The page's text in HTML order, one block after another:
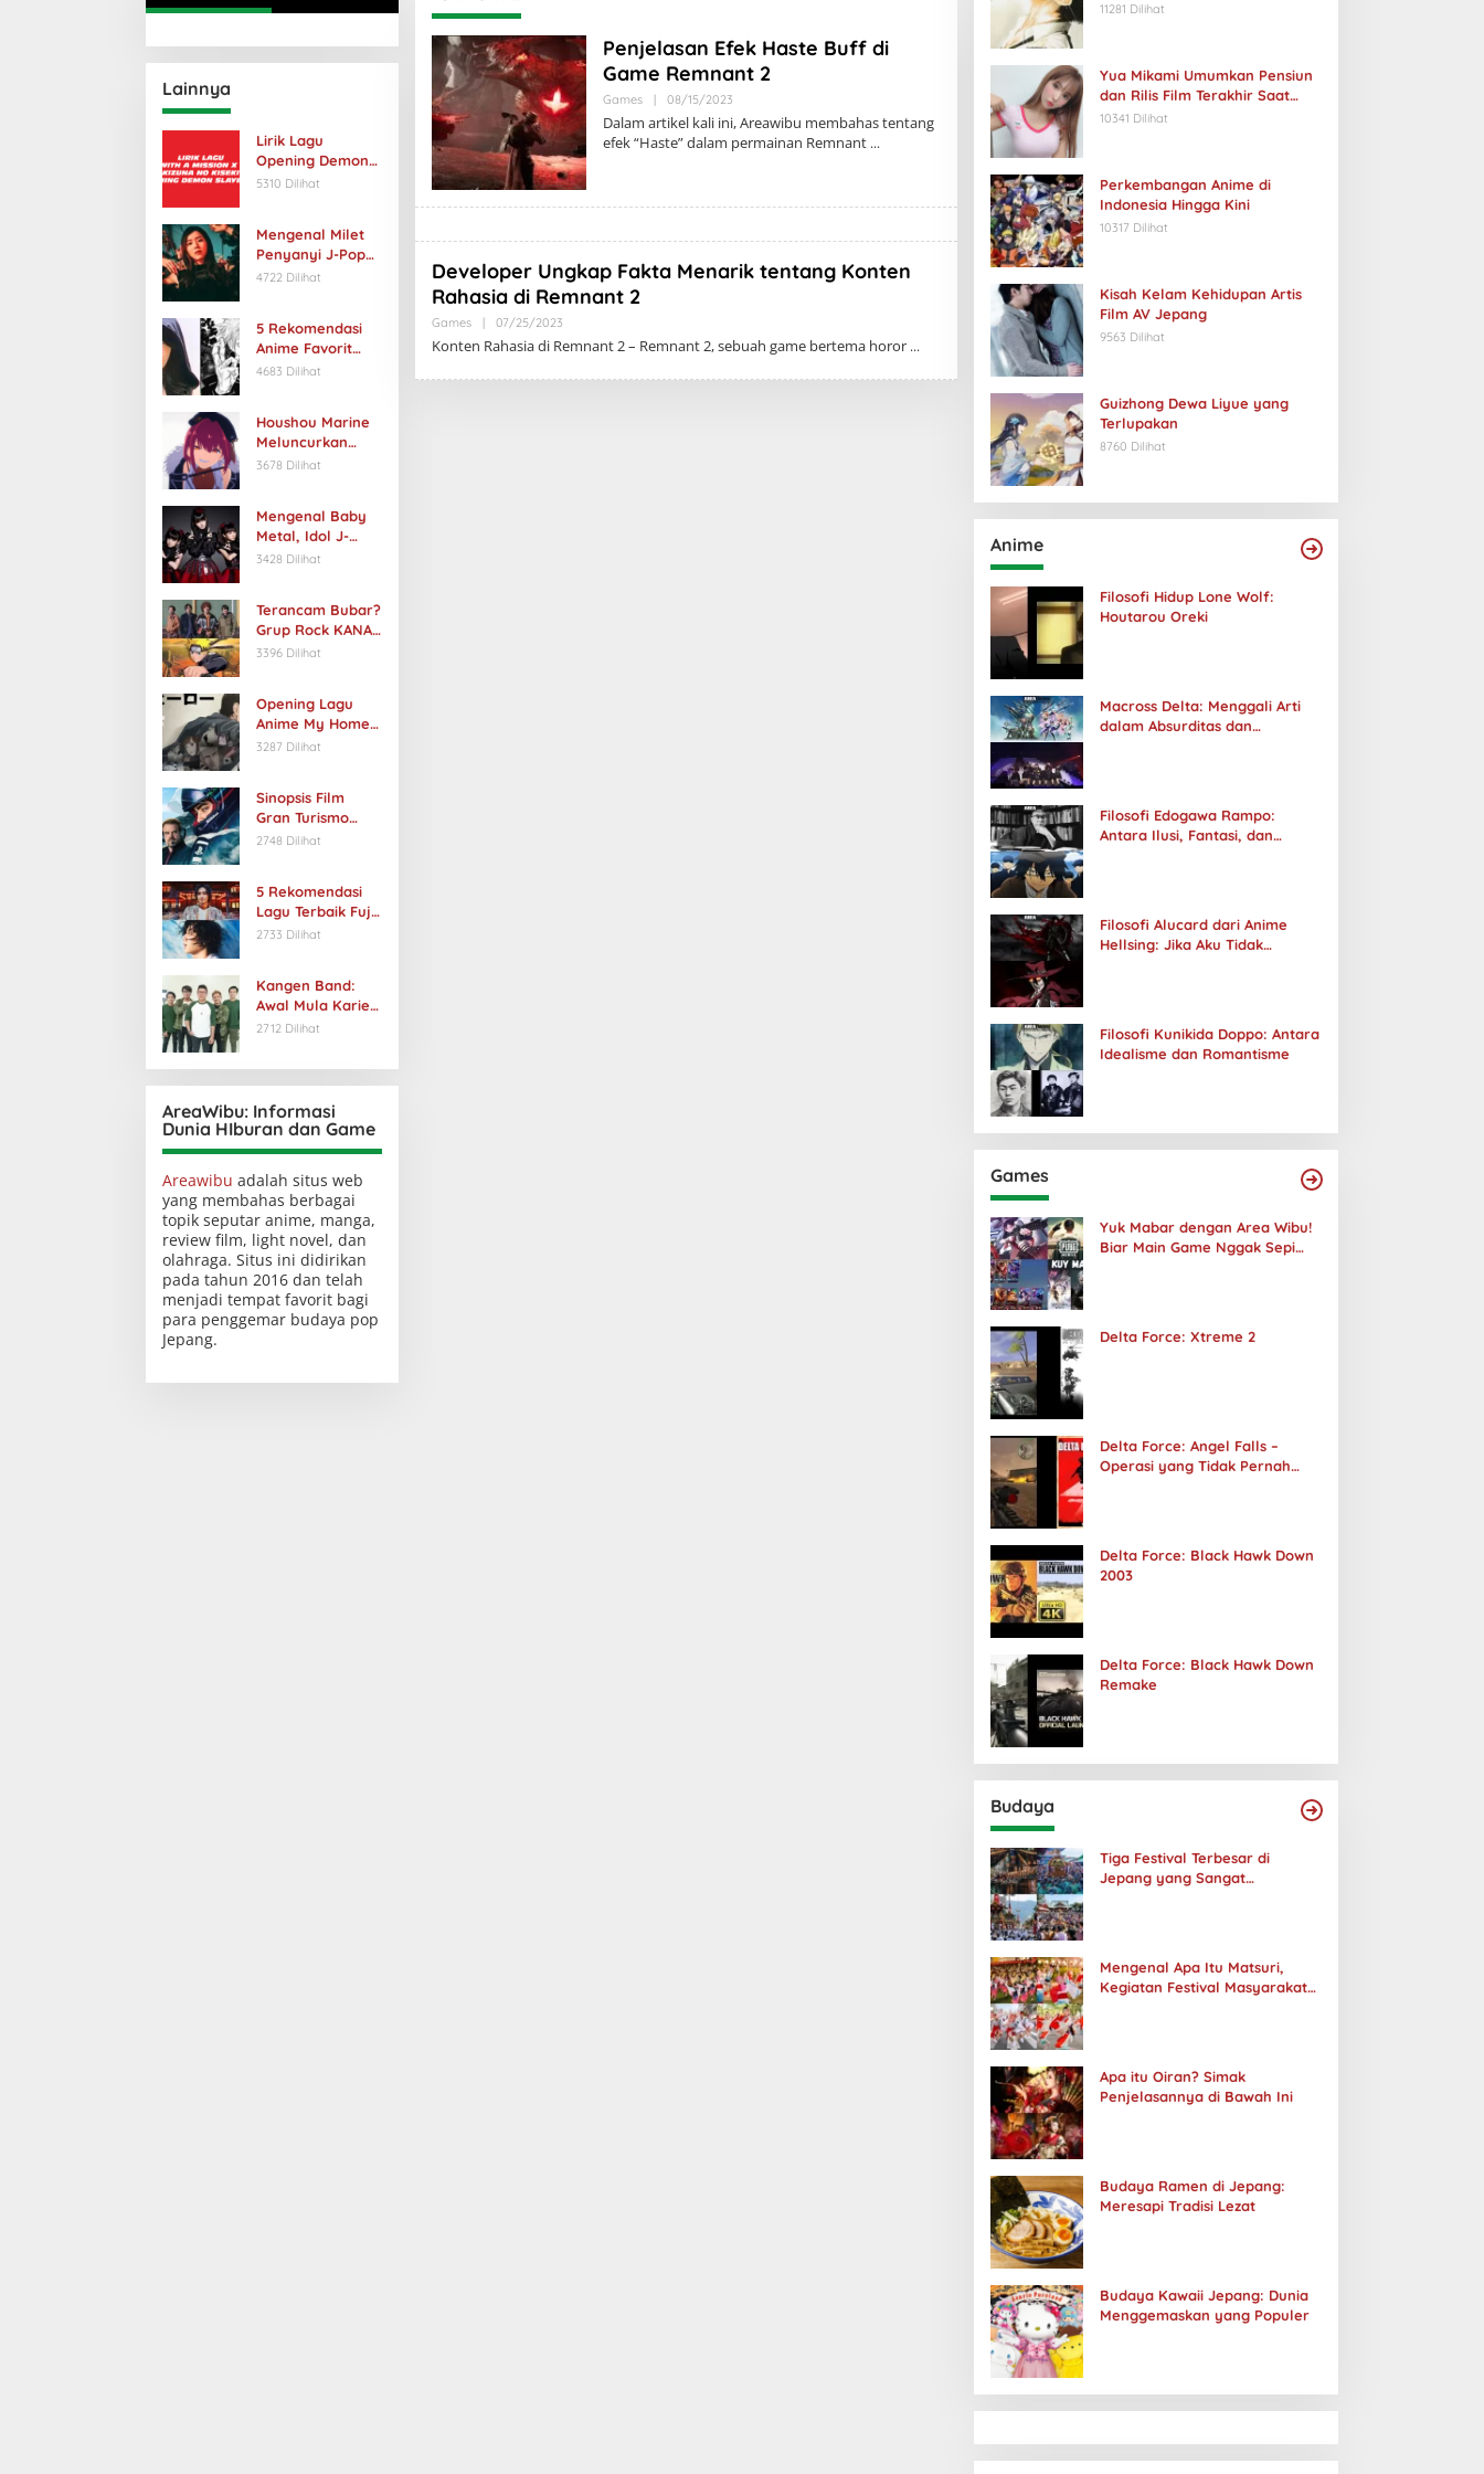
Lainnya
Lirik Lagu
Opening Demon
Slayer S3
5310 Dilihat
Mengenal Milet
Penyanyi J-Pop
dengan Suara
4722 Dilihat
5 Rekomendasi
Anime Favorit
Kpop Idol yang
4683 Dilihat
Houshou Marine
Meluncurkan
Video Musik
3678 Dilihat
Mengenal Baby
Metal, Idol J-
Rock Asal Jepang
3428 Dilihat
Terancam Bubar?
Grup Rock KANA-
BOON Hiatus, 2
3396 Dilihat
Opening Lagu
Anime My Home
Hero Berjudul Ai
3287 Dilihat
Sinopsis Film
Gran Turismo
2023:
Menjadi
Pembalap Mobil
Profesional
2748 Dilihat
5 Rekomendasi
Lagu Terbaik Fujii
Kaze
2733 Dilihat
Kangen Band:
Awal Mula Karier
dan Popularitas
2712 Dilihat
AreaWibu: Informasi
Dunia HIburan dan Game
Areawibu adalah situs web
yang membahas berbagai
topik seputar anime, manga,
review film, light novel, dan
olahraga. Situs ini didirikan
pada tahun 2016 dan telah
menjadi tempat favorit bagi
para penggemar budaya pop
Jepang.
Penjelasan Efek Haste Buff di
Game Remnant 2
Games 08/15/2023Oleh
K
Dalam artikel kali ini, Areawibu membahas tentang
efek “Haste” dalam permainan Remnant
Developer Ungkap Fakta Menarik tentang Konten
Rahasia di Remnant 2
Games 07/25/2023Oleh
K
Konten Rahasia di Remnant 2 – Remnant 2, sebuah game bertema horor
11281 Dilihat
Yua Mikami Umumkan Pensiun
dan Rilis Film Terakhir Saat
Ulang Tahun
10341 Dilihat
Perkembangan Anime di
Indonesia Hingga Kini
10317 Dilihat
Kisah Kelam Kehidupan Artis
Film AV Jepang
9563 Dilihat
Guizhong Dewa Liyue yang
Terlupakan
8760 Dilihat
Anime
Filosofi Hidup Lone Wolf:
Houtarou Oreki
Macross Delta: Menggali Arti
dalam Absurditas dan
Filosofi Edogawa Rampo:
Antara Ilusi, Fantasi, dan
Filosofi Alucard dari Anime
Hellsing: Jika Aku Tidak
Filosofi Kunikida Doppo: Antara
Idealisme dan Romantisme
Games
Yuk Mabar dengan Area Wibu!
Biar Main Game Nggak Sepi
Delta Force: Xtreme 2
Delta Force: Angel Falls –
Operasi yang Tidak Pernah
Delta Force: Black Hawk Down
2003
Delta Force: Black Hawk Down
Remake
Budaya
Tiga Festival Terbesar di
Jepang yang Sangat
Mengenal Apa Itu Matsuri,
Kegiatan Festival Masyarakat
Apa itu Oiran? Simak
Penjelasannya di Bawah Ini
Budaya Ramen di Jepang:
Meresapi Tradisi Lezat
Budaya Kawaii Jepang: Dunia
Menggemaskan yang Populer